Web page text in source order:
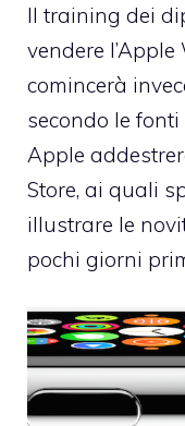
Il training dei
vendere
comincerà
secondo le
Apple
Store, ai quali
illustrare le
pochi giorni